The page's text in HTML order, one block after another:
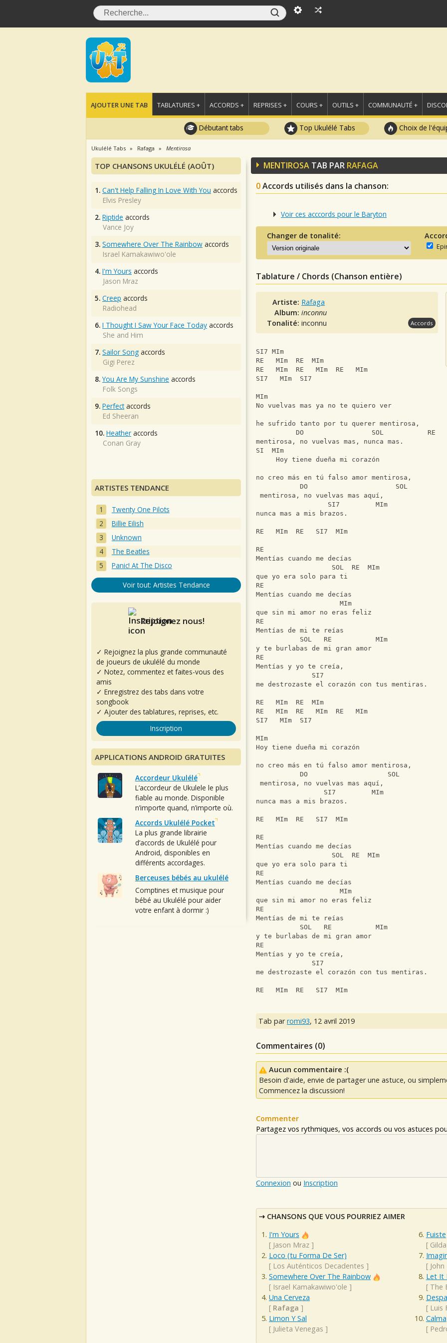
AJOUTER UNE TAB TABLATURES + ACCORDS + REPRISES + COURS + OUTILS + COMMUNAUTÉ +
Débutant tabs Top Ukulélé Tabs Choix de
Ukulélé Tabs Rafaga Mentirosa
MENTIROSA TAB PAR RAFAGA
0Accords utilisés dans la chanson:
Voir ces acccords pour le Baryton
Changer de tonalité:
Tablature / Chords (Chanson entière)
Artiste: Rafaga
Album:inconnu
Tonalité:inconnu Accords
SI7 MIm
RE   MIm  RE  MIm
RE   MIm  RE   MIm  RE   MIm
SI7   MIm  SI7
MIm
No vuelvas mas ya no te quiero ver
he sufrido tanto por tu querer mentirosa,
          DO                 SOL           RE
mentirosa, no vuelvas mas, nunca mas.
SI  MIm
     Hoy tiene dueña mi corazón
no creo más en tú falso amor mentirosa,
           DO                      SOL
mentirosa, no vuelvas mas aquí,
                  SI7         MIm
nunca mas a mis brazos.
RE   MIm  RE   SI7  MIm
RE
Mentías cuando me decías
                   SOL  RE  MIm
que yo era solo para ti
RE
Mentías cuando me decías
                     MIm
que sin mi amor no eras feliz
RE
Mentías de mi te reías
           SOL   RE           MIm
y te burlabas de mi gran amor
RE
Mentías y yo te creía,
SI7
me destrozaste el corazón con tus mentiras.
RE   MIm  RE  MIm
RE   MIm  RE   MIm  RE   MIm
SI7   MIm  SI7
MIm
Hoy tiene dueña mi corazón
no creo más en tú falso amor mentirosa,
           DO                    SOL
mentirosa, no vuelvas mas aquí,
                 SI7         MIm
nunca mas a mis brazos.
RE   MIm  RE   SI7  MIm
RE
Mentías cuando me decías
                   SOL  RE  MIm
que yo era solo para ti
RE
Mentías cuando me decías
                     MIm
que sin mi amor no eras feliz
RE
Mentías de mi te reías
           SOL   RE           MIm
y te burlabas de mi gran amor
RE
Mentías y yo te creía,
SI7
me destrozaste el corazón con tus mentiras.
RE   MIm  RE   SI7  MIm
Tab parromi93, 12 avril 2019
Commentaires (0)
Aucun commentaire :(
Besoin d'aide, envie de partager une astuce, ou
Commencez la discussion!
Commenter
Partagez vos rythmiques, vos accords ou vos astuces
Connexion ou Inscription
CHANSONS QUE VOUS POURRIEZ AIMER
I'm Yours
[ Jason Mraz ]
Loco (tu Forma De Ser)
[ Los Auténticos Decadentes ]
Somewhere Over The Rainbow
[ Israel Kamakawiwo'ole ]
Una Cerveza
[ Rafaga ]
Limon Y Sal
[ Julieta Venegas ]
Fuiste
[ Gilda
[
Let It
[ The
[ Luis
Calma
[
TOP CHANSONS UKULÉLÉ (AOÛT)
1. Can't Help Falling In Love With You accords
Elvis Presley
2. Riptide accords
Vance Joy
3. Somewhere Over The Rainbow accords
Israel Kamakawiwo'ole
4. I'm Yours accords
Jason Mraz
5. Creep accords
Radiohead
6. I Thought I Saw Your Face Today accords
She and Him
7. Sailor Song accords
Gigi Perez
8. You Are My Sunshine accords
Folk Songs
9. Perfectaccords
Ed Sheeran
10. Heather accords
Conan Gray
ARTISTES TENDANCE
Twenty One Pilots
Billie Eilish
Unknown
The Beatles
Panic! At The Disco
Voir tout: Artistes Tendance
Rejoignez nous!
✓ Rejoignez la plus grande communauté
de joueurs de ukulélé du monde
✓ Notez, commentez et faites-vous des
amis
✓ Enregistrez des tabs dans votre
songbook
✓ Ajouter des tablatures, reprises, etc.
Inscription
APPLICATIONS ANDROID GRATUITES
Accordeur Ukulélé
L’accordeur de Ukulele le plus
fiable au monde. Disponible
n’importe quand, n’importe où.
Accords Ukulélé Pocket
La plus grande librairie
d’accords de Ukulélé pour
Android, disponibles en
différents accordages.
Berceuses bébés au ukulélé
Comptines et musique pour
bébé au Ukulélé pour aider
votre enfant à dormir :)